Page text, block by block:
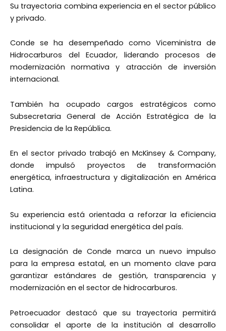
Su trayectoria combina experiencia en el sector público
y privado.
Conde se ha desempeñado como Viceministra de
Hidrocarburos del Ecuador, liderando procesos de
modernización normativa y atracción de inversión
internacional.
También ha ocupado cargos estratégicos como
Subsecretaria General de Acción Estratégica de la
Presidencia de la República.
En el sector privado trabajó en McKinsey & Company,
donde impulsó proyectos de transformación
energética, infraestructura y digitalización en América
Latina.
Su experiencia está orientada a reforzar la eficiencia
institucional y la seguridad energética del país.
La designación de Conde marca un nuevo impulso
para la empresa estatal, en un momento clave para
garantizar estándares de gestión, transparencia y
modernización en el sector de hidrocarburos.
Petroecuador destacó que su trayectoria permitirá
consolidar el aporte de la institución al desarrollo